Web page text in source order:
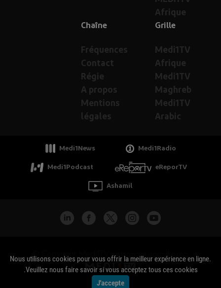
Afrique
Grille
Medi1TV
Afrique
Medi1TV
Maghreb
Medi1TV
Arabic
Chaîne
Fréquences
Contact
Régie
A propos
Mentions
légales
Medi1News Medi1Radio
Medi1Podcast eReporTV
Ashamil
جميع الحقوق محفوظة - Copyright Medi1TV ©
Nous utilisons cookies pour vous offrir la meilleur expérience en ligne.
Veuillez nous faire savoir si vous acceptez tous ces cookies.
J'accepte